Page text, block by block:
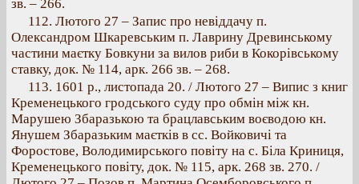
зв. – 266.
112. Лютого 27 – Запис про невіддачу п.
Олександром Шкаревським п. Лаврину Древинському
частини маєтку Бовкуни за вилов риби в Кокорівському
ставку, док. № 114, арк. 266 зв. – 268.
113. 1601 p., листопада 20. / Лютого 27 – Випис з книг
Кременецького гродського суду про обмін між кн.
Марушею Збаразькою та брацлавським воєводою кн.
Янушем Збаразьким маєтків в сс. Войковичі та
Форостове, Володимирського повіту на с. Біла Криниця,
Кременецького повіту, док. № 115, арк. 268 зв. 270. /